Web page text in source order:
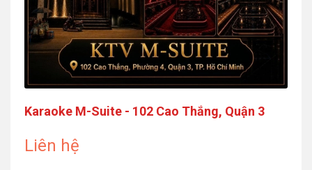
Karaoke M-Suite - 102 Cao Thắng, Quận 3
Liên hệ